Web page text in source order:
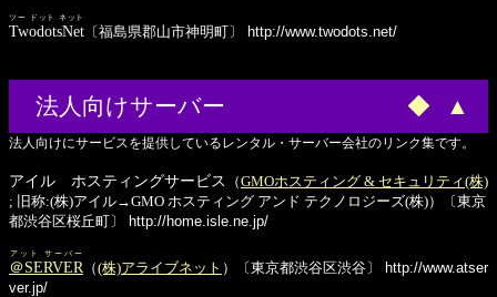
TwodotsNet
ツー ドット ネット
〔福島県郡山市神明町〕 http://www.twodots.net/
法人向けサーバー ◆ ▲
法人向けにサービスを提供しているレンタル・サーバー会社のリンク集です。
アイル ホスティングサービス （GMOホスティング & セキュリティ(株)
; 旧称:(株)アイル→GMO ホスティング アンド テクノロジーズ(株)）〔東京
都渋谷区桜丘町〕
http://home.isle.ne.jp/
＠SERVER
アット サーバー
（(株)アライブネット ）〔東京都渋谷区渋谷〕
http://www.atser
ver.jp/